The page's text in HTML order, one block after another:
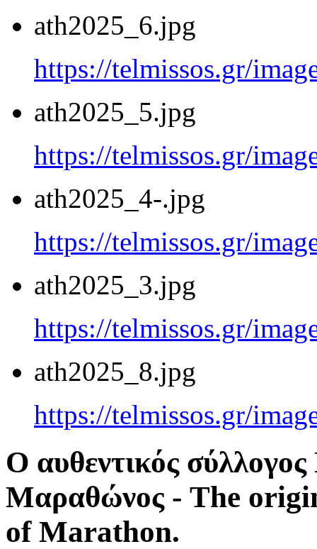
ath2025_6.jpg
https://telmissos.gr/
ath2025_5.jpg
https://telmissos.gr/
ath2025_4-.jpg
https://telmissos.gr/
ath2025_3.jpg
https://telmissos.gr/
ath2025_8.jpg
https://telmissos.gr/
Ο αυθεντικός
Μαραθώνος - The
of Marathon.